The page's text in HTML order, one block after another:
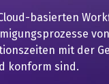
basierten
mit der
konform sind.